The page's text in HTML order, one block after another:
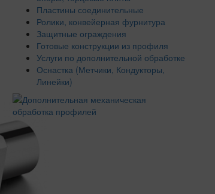
Пластины соединительные
Ролики, конвейерная фурнитура
Защитные ограждения
Готовые конструкции из профиля
Услуги по дополнительной обработке
Оснастка (Метчики, Кондукторы,
Линейки)